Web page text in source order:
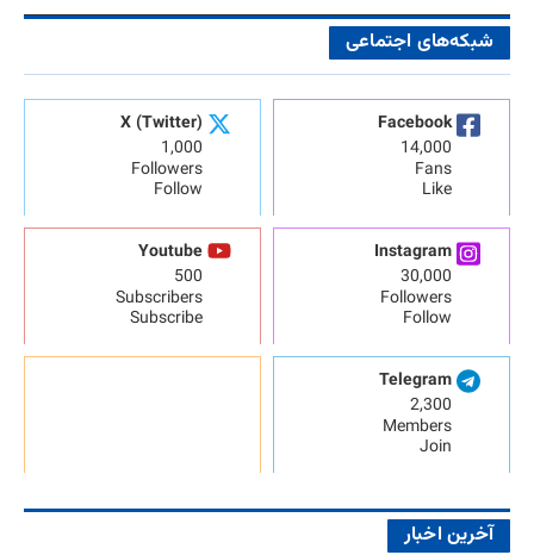
شبکه‌های اجتماعی
Facebook
14,000
Fans
Like
X (Twitter)
1,000
Followers
Follow
Instagram
30,000
Followers
Follow
Youtube
500
Subscribers
Subscribe
Telegram
2,300
Members
Join
آخرین اخبار